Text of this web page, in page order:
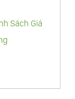
Sách Giá